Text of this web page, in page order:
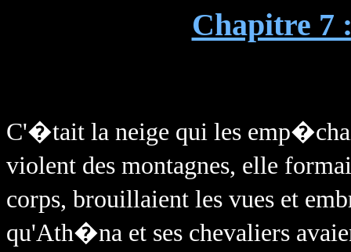
Chapitre 7
C'�tait la neige qui les
violent des montagnes, elle
corps, brouillaient les vues et
qu'Ath�na et ses chevaliers